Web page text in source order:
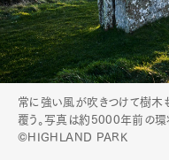
常に強い風が吹きつけて樹木
覆う。写真は約5000年前の環状
©HIGHLAND PARK